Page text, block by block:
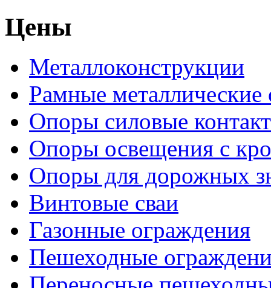
Цены
Металлоконструкции
Рамные
Опоры силовые
Опоры освещения с
Опоры для дорожных
Винтовые сваи
Газонные ограждения
Пешеходные